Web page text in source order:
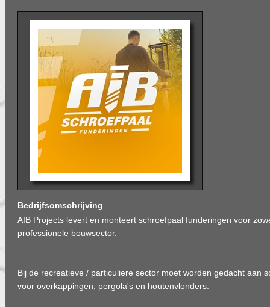
Bedrijfsomschrijving
AIB Projects levert en monteert schroefpaal funderingen voor
professionele bouwsector.
Bij de recreatieve / particuliere sector moet worden gedacht aan
voor overkappingen, pergola's en houtenvlonders.